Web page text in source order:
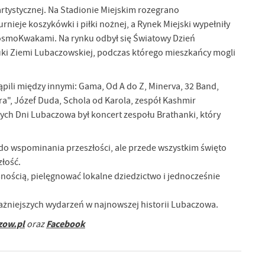
Na Stadionie Miejskim rozegrano
koszykówki i piłki nożnej, a Rynek Miejski wypełniły
Na rynku odbył się Światowy Dzień
Ziemi Lubaczowskiej, podczas którego mieszkańcy mogli
między innymi: Gama, Od A do Z, Minerva, 32 Band,
Józef Duda, Schola od Karola, zespół Kashmir
Dni Lubaczowa był koncert zespołu Brathanki, który
wspominania przeszłości, ale przede wszystkim święto
pielęgnować lokalne dziedzictwo i jednocześnie
wydarzeń w najnowszej historii Lubaczowa.
orazFacebook